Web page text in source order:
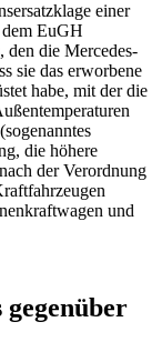
einer
EuGH
den die Mercedes-
sie das erworbene
habe, mit der die
die höhere
der Verordnung
und